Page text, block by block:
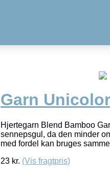
Garn
Hjertegarn Blend Bamboo
sennepsgul, da den minder
med fordel kan bruges
23 kr. (Vis fragtpris)